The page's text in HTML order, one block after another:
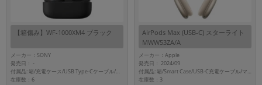
【箱傷み】WF-1000XM4 ブラック
メーカー：SONY
発売日：-
付属品: 箱/充電ケース/USB Type-Cケーブル/イヤーピース（S,M,Lx2）/取扱説明書/使用上のご注意
在庫数：6
AirPods Max (USB-C) スターライト
MWW53ZA/A
メーカー：Apple
発売日： 2024/09
付属品: 箱/Smart Case/USB-C充電ケーブル/マニュアル
在庫数：3